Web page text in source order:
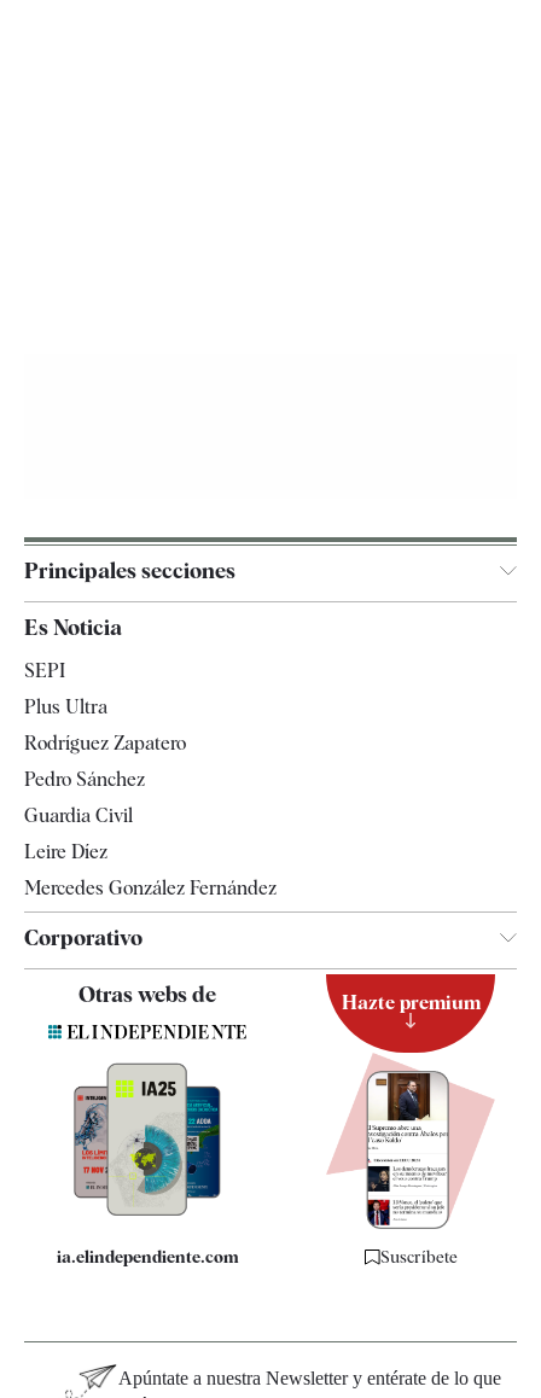
Principales secciones
España
Televisión
Es Noticia
SEPI
Plus Ultra
Rodríguez Zapatero
Pedro Sánchez
Guardia Civil
Leire Díez
Mercedes González Fernández
Corporativo
Contacto
Quiénes somos
Especificaciones
Otras webs de
ia.elindependiente.com
Hazte premium
Suscríbete
Apúntate a nuestra Newsletter y entérate de lo que